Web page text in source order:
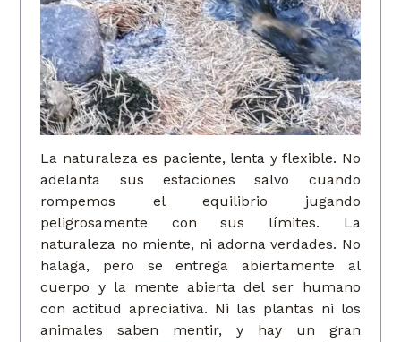
La naturaleza es paciente, lenta y flexible. No
adelanta sus estaciones salvo cuando
rompemos el equilibrio jugando
peligrosamente con sus límites. La
naturaleza no miente, ni adorna verdades. No
halaga, pero se entrega abiertamente al
cuerpo y la mente abierta del ser humano
con actitud apreciativa. Ni las plantas ni los
animales saben mentir, y hay un gran